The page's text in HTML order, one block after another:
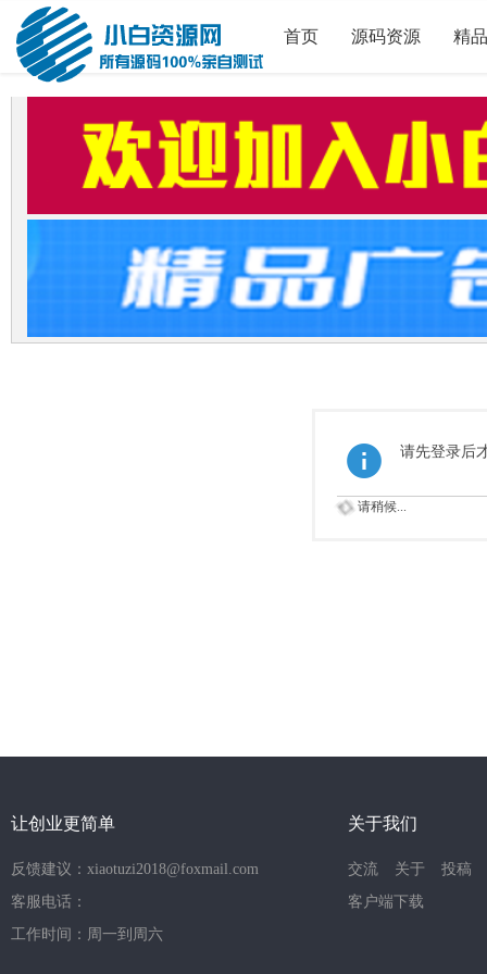
首页 源码资源 精
请先登录后
请稍候...
让创业更简单
反馈建议：xiaotuzi2018@foxmail.com
客服电话：
工作时间：周一到周六
关于我们
交流 关于
投稿
客户端下载